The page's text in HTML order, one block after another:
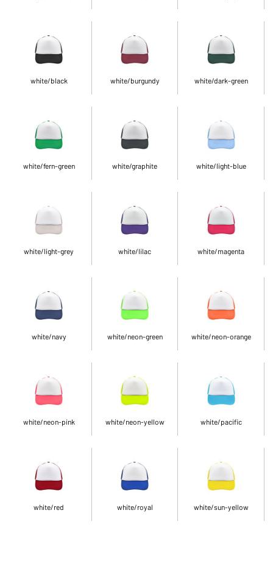
white/black white/burgundy white/dark-green
white/fern-green white/graphite white/light-blue
white/light-grey white/lilac white/magenta
white/navy white/neon-green white/neon-orange
white/neon-pink white/neon-yellow white/pacific
white/red white/royal white/sun-yellow